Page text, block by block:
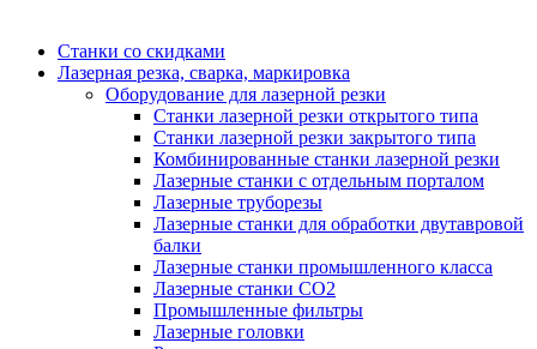
Станки со скидками
Лазерная резка, сварка, маркировка
Оборудование для лазерной резки
Станки лазерной резки открытого типа
Станки лазерной резки закрытого типа
Комбинированные станки лазерной резки
Лазерные станки с отдельным порталом
Лазерные труборезы
Лазерные станки для обработки двутавровой
балки
Лазерные станки промышленного класса
Лазерные станки CO2
Промышленные фильтры
Лазерные головки